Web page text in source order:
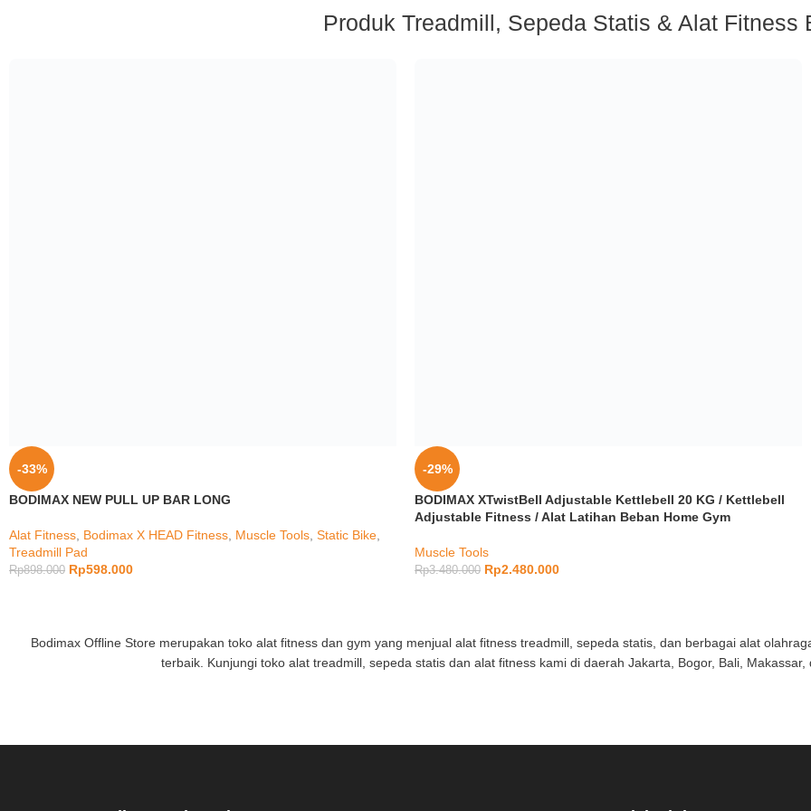
Produk Treadmill, Sepeda Statis & Alat Fitness
-33%
BODIMAX NEW PULL UP BAR LONG
Alat Fitness Bodimax X HEAD Fitness Muscle Tools Static Bike
Treadmill Pad
Rp898.000 Rp598.000
-29%
BODIMAX XTwistBell Adjustable Kettlebell 20 KG / Kettlebell
Adjustable Fitness / Alat Latihan Beban Home Gym
Muscle Tools
Rp3.480.000 Rp2.480.000
Bodimax Offline Store merupakan toko alat fitness dan gym yang menjual alat fitness treadmill, sepeda statis, dan berbagai alat
terbaik. Kunjungi toko alat treadmill, sepeda statis dan alat fitness kami di daerah Jakarta, Bogor, Bali, Makassar,